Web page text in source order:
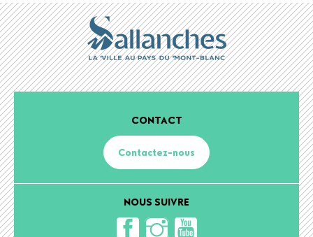
CONTACT
Contactez-nous
NOUS SUIVRE